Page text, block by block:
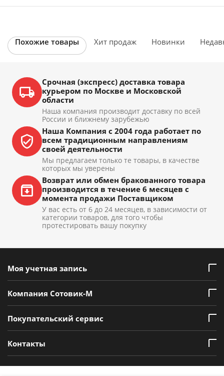
Похожие товары Хит продаж Новинки
Срочная (экспресс) доставка товара
курьером по Москве и Московской
области
Наша компания производит доставку по всей
России и ближнему зарубежью
Наша Компания с 2004 года работает по
всем традиционным направлениям
своей деятельности
Мы предлагаем только те товары, в качестве
которых мы уверены
Возврат или обмен бракованного товара
производится в течение 6 месяцев с
момента продажи Поставщиком
У вас есть от 6 до 24 месяцев, в зависимости от
категории товаров, для того чтобы
протестировать вашу покупку
Моя учетная запись
Компания Сотовик-М
Покупательский сервис
Контакты